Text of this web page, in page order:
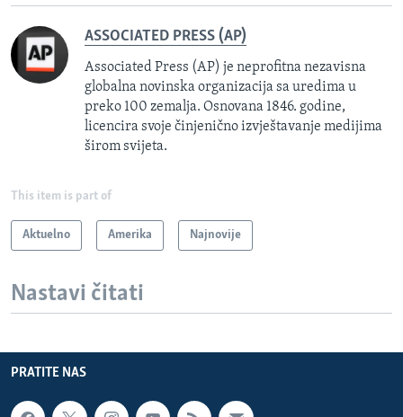
ASSOCIATED PRESS (AP)
Associated Press (AP) je neprofitna nezavisna
globalna novinska organizacija sa uredima u
preko 100 zemalja. Osnovana 1846. godine,
licencira svoje činjenično izvještavanje medijima
širom svijeta.
This item is part of
Aktuelno Amerika Najnovije
Nastavi čitati
PRATITE NAS